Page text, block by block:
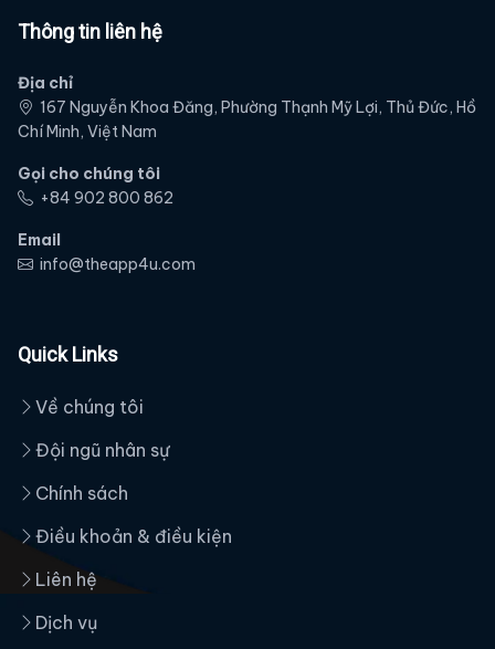
Thông tin liên hệ
Địa chỉ
167 Nguyễn Khoa Đăng, Phường Thạnh Mỹ Lợi, Thủ Đức, Hồ
Chí Minh, Việt Nam
Gọi cho chúng tôi
‭+84 902 800 862‬
Email
info@theapp4u.com
Quick Links
Về chúng tôi
Đội ngũ nhân sự
Chính sách
Điều khoản & điều kiện
Liên hệ
Dịch vụ